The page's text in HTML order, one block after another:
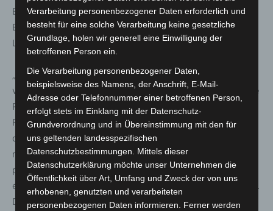
Bundesgesundheitsministerin Nina Warken betonte die
Bedeutung der Zusammenarbeit zwischen Bund und
Ländern bei anstehenden Reformen.
„Damit unser Gesundheitssystem auch in Zukunft
verlässlich und bezahlbar bleibt, müssen wir umfassende
Reformen beschließen. Das betrifft die Stabilisierung der
Finanzierung ebenso wie Strukturveränderungen, in
denen es insbesondere darum geht, die Aufgaben auf
mehrere Schultern zu verteilen, und die begrenzten
personellen Ressourcen bedarfsgerechter und
effizienter für die gesundheitliche Versorgung zu nutzen.
Das wird mit Veränderungen verbunden sein, die am
Verarbeitung personenbezogener Daten erforderlich und
besteht für eine solche Verarbeitung keine gesetzliche
Grundlage, holen wir generell eine Einwilligung der
betroffenen Person ein.
Die Verarbeitung personenbezogener Daten,
beispielsweise des Namens, der Anschrift, E-Mail-
Adresse oder Telefonnummer einer betroffenen Person,
erfolgt stets im Einklang mit der Datenschutz-
Grundverordnung und in Übereinstimmung mit den für
uns geltenden landesspezifischen
Datenschutzbestimmungen. Mittels dieser
Datenschutzerklärung möchte unser Unternehmen die
Öffentlichkeit über Art, Umfang und Zweck der von uns
erhobenen, genutzten und verarbeiteten
personenbezogenen Daten informieren. Ferner werden